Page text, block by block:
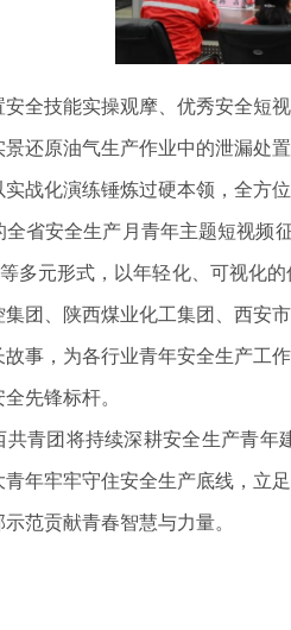
安全技能实操观摩、优秀安全短
还原油气生产作业中的泄漏处
战化演练锤炼过硬本领，全方
全省安全生产月青年主题短视频
多元形式，以年轻化、可视化
团、陕西煤业化工集团、西安
事，为各行业青年安全生产工
先锋标杆。
共青团将持续深耕安全生产青年
青年牢牢守住安全生产底线，立
范贡献青春智慧与力量。